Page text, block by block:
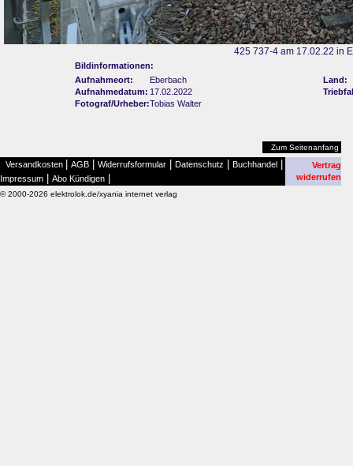
425 737-4 am 17.02.22 in
Bildinformationen:
Aufnahmeort:
Eberbach
Land:
Aufnahmedatum: 17.02.2022
Fotograf/Urheber:Tobias Walter
Zum Seitenanfang
Versandkosten AGB Widerrufsformular Datenschutz Buchhandel
Impressum Abo Kündigen
Vertrag
widerrufen
© 2000-2026 elektrolok.de/xyania internet verlag